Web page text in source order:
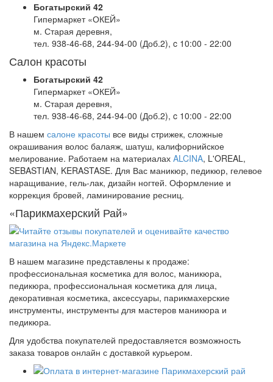
Богатырский 42
Гипермаркет «ОКЕЙ»
м. Старая деревня,
тел. 938-46-68, 244-94-00 (Доб.2), c 10:00 - 22:00
Салон красоты
Богатырский 42
Гипермаркет «ОКЕЙ»
м. Старая деревня,
тел. 938-46-68, 244-94-00 (Доб.2), c 10:00 - 22:00
В нашем салоне красоты все виды стрижек, сложные
окрашивания волос балаяж, шатуш, калифорнийское
мелирование. Работаем на материалах ALCINA, L'OREAL,
SEBASTIAN, KERASTASE. Для Вас маникюр, педикюр, гелевое
наращивание, гель-лак, дизайн ногтей. Оформление и
коррекция бровей, ламинирование ресниц.
«Парикмахерский Рай»
В нашем магазине представлены к продаже:
профессиональная косметика для волос, маникюра,
педикюра, профессиональная косметика для лица,
декоративная косметика, аксессуары, парикмахерские
инструменты, инструменты для мастеров маникюра и
педикюра.
Для удобства покупателей предоставляется возможность
заказа товаров онлайн с доставкой курьером.